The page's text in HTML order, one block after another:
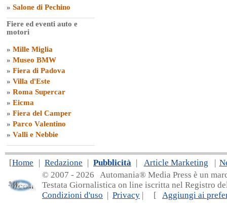
» Salone di Pechino
Fiere ed eventi auto e
motori
» Mille Miglia
» Museo BMW
» Fiera di Padova
» Villa d'Este
» Roma Supercar
» Eicma
» Fiera del Camper
» Parco Valentino
» Valli e Nebbie
[Home | Redazione | Pubblicità | Article Marketing |
© 2007 - 2026 Automania® Media Press è un
Testata Giornalistica on line iscritta nel Registro
Condizioni d'uso | Privacy | [ Aggiungi ai